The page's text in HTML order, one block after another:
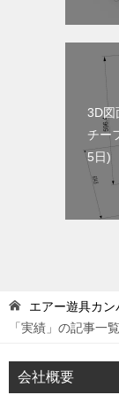
3D図
チー
5日
エアー遊具カン
「実績」の記事一
会社概要